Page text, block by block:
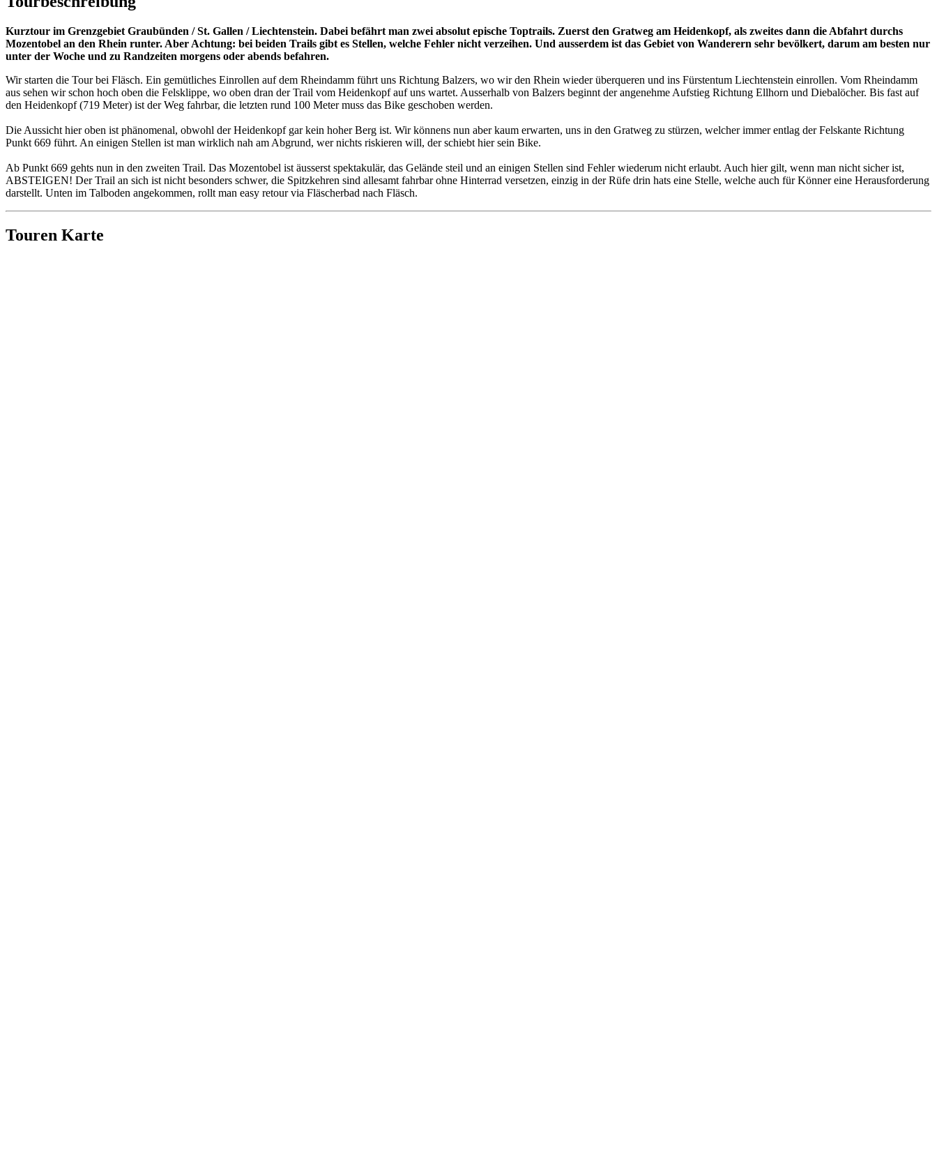
Kurztour im Grenzgebiet Graubünden / St. Gallen / Liechtenstein. Dabei befährt man zwei absolut epische Toptrails. Zuerst den Gratweg am Heidenkopf, als zweites dann die Abfahrt durchs
Mozentobel an den Rhein runter. Aber Achtung: bei beiden Trails gibt es Stellen, welche Fehler nicht verzeihen. Und ausserdem ist das Gebiet von Wanderern sehr bevölkert, darum am besten nur
unter der Woche und zu Randzeiten morgens oder abends befahren.
Wir starten die Tour bei Fläsch. Ein gemütliches Einrollen auf dem Rheindamm führt uns Richtung Balzers, wo wir den Rhein wieder überqueren und ins Fürstentum Liechtenstein einrollen. Vom Rheindamm
aus sehen wir schon hoch oben die Felsklippe, wo oben dran der Trail vom Heidenkopf auf uns wartet. Ausserhalb von Balzers beginnt der angenehme Aufstieg Richtung Ellhorn und Diebalöcher. Bis fast auf
den Heidenkopf (719 Meter) ist der Weg fahrbar, die letzten rund 100 Meter muss das Bike geschoben werden.
Die Aussicht hier oben ist phänomenal, obwohl der Heidenkopf gar kein hoher Berg ist. Wir könnens nun aber kaum erwarten, uns in den Gratweg zu stürzen, welcher immer entlag der Felskante Richtung
Punkt 669 führt. An einigen Stellen ist man wirklich nah am Abgrund, wer nichts riskieren will, der schiebt hier sein Bike.
Ab Punkt 669 gehts nun in den zweiten Trail. Das Mozentobel ist äusserst spektakulär, das Gelände steil und an einigen Stellen sind Fehler wiederum nicht erlaubt. Auch hier gilt, wenn man nicht sicher ist,
ABSTEIGEN! Der Trail an sich ist nicht besonders schwer, die Spitzkehren sind allesamt fahrbar ohne Hinterrad versetzen, einzig in der Rüfe drin hats eine Stelle, welche auch für Könner eine Herausforderung
darstellt. Unten im Talboden angekommen, rollt man easy retour via Fläscherbad nach Fläsch.
Touren Karte